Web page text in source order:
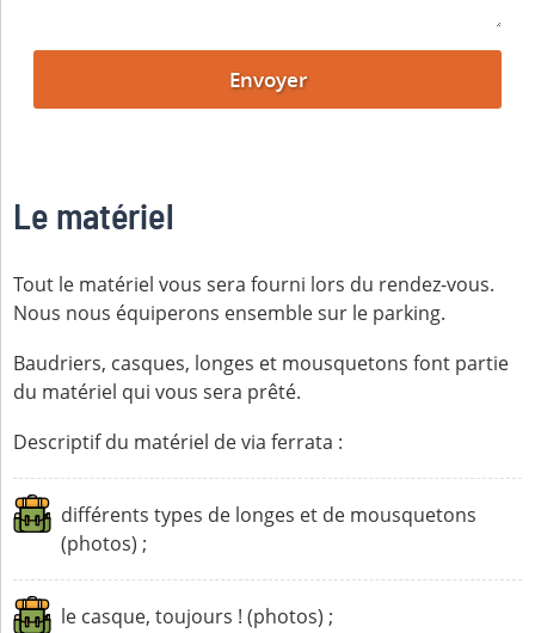
Le matériel
Tout le matériel vous sera fourni lors du rendez-vous.
Nous nous équiperons ensemble sur le parking.
Baudriers, casques, longes et mousquetons font partie
du matériel qui vous sera prêté.
Descriptif du matériel de via ferrata :
différents types de longes et de mousquetons
(photos) ;
le casque, toujours ! (photos) ;